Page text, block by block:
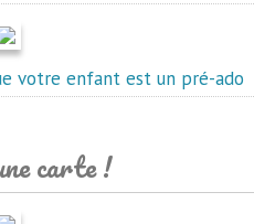
votre enfant est un pré-ado
carte !